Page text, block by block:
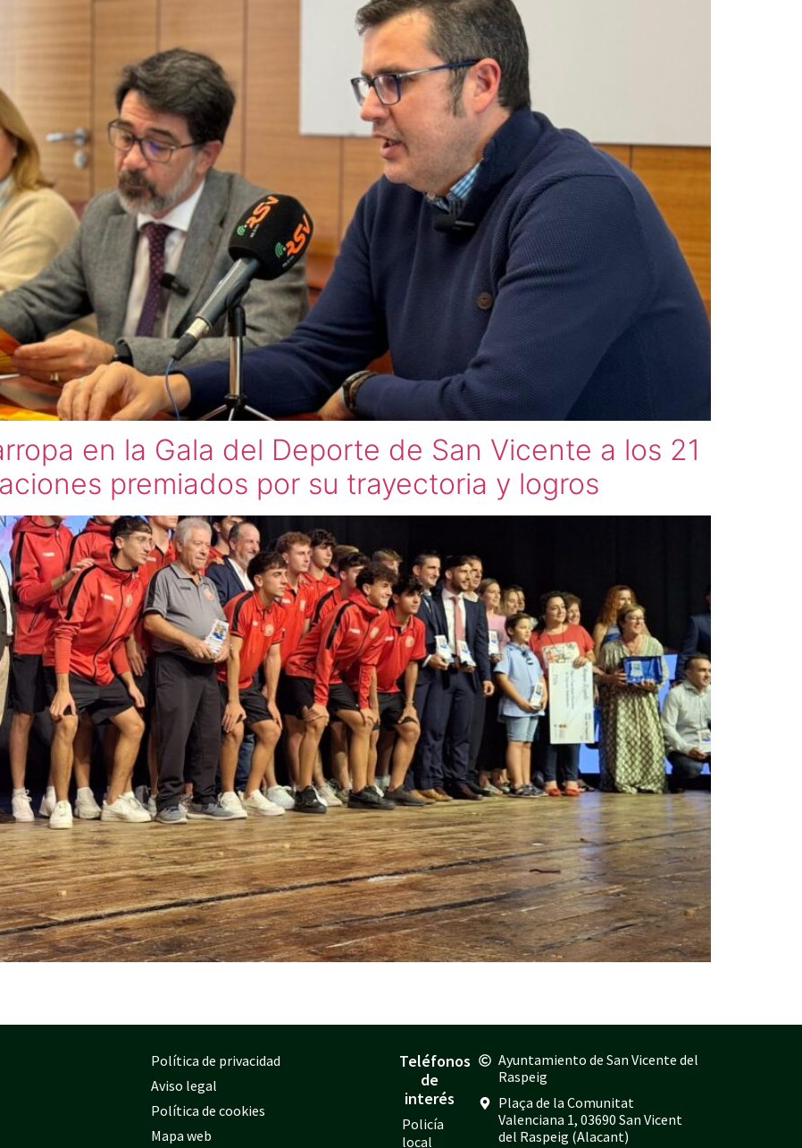
en la Gala del Deporte de San Vicente a los 21
premiados por su trayectoria y logros
Política de privacidad
Aviso legal
Política de cookies
Mapa web
Teléfonos
de
interés
Policía
local
Ayuntamiento de San Vicente del
Raspeig
Plaça de la Comunitat
Valenciana 1, 03690 San Vicent
del Raspeig (Alacant)